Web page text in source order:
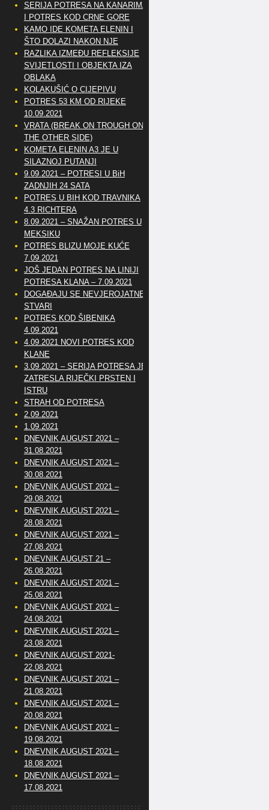
SERIJA POTRESA NA KANARIMA
I POTRES KOD CRNE GORE
KAMO IDE KOMETA ELENIN I
ŠTO DOLAZI NAKON NJE
RAZLIKA IZMEĐU REFLEKSIJE
SVIJETLOSTI I OBJEKTA IZA
OBLAKA
KOLAKUŠIĆ O CIJEPIVU
POTRES 53 KM OD RIJEKE
10.09.2021
VRATA (BREAK ON TROUGH ON
THE OTHER SIDE)
KOMETA ELENIN A3 JE U
SILAZNOJ PUTANJI
9.09.2021 – POTRESI U BiH
ZADNJIH 24 SATA
POTRES U BIH KOD TRAVNIKA
4.3 RICHTERA
8.09.2021 – SNAŽAN POTRES U
MEKSIKU
POTRES BLIZU MOJE KUĆE
7.09.2021
JOŠ JEDAN POTRES NA LINIJI
POTRESA KLANA – 7.09.2021
DOGAĐAJU SE NEVJEROJATNE
STVARI
POTRES KOD ŠIBENIKA
4.09.2021
4.09.2021 NOVI POTRES KOD
KLANE
3.09.2021 – SERIJA POTRESA JE
ZATRESLA RIJEČKI PRSTEN I
ISTRU
STRAH OD POTRESA
2.09.2021
1.09.2021
DNEVNIK AUGUST 2021 –
31.08.2021
DNEVNIK AUGUST 2021 –
30.08.2021
DNEVNIK AUGUST 2021 –
29.08.2021
DNEVNIK AUGUST 2021 –
28.08.2021
DNEVNIK AUGUST 2021 –
27.08.2021
DNEVNIK AUGUST 21 –
26.08.2021
DNEVNIK AUGUST 2021 –
25.08.2021
DNEVNIK AUGUST 2021 –
24.08.2021
DNEVNIK AUGUST 2021 –
23.08.2021
DNEVNIK AUGUST 2021-
22.08.2021
DNEVNIK AUGUST 2021 –
21.08.2021
DNEVNIK AUGUST 2021 –
20.08.2021
DNEVNIK AUGUST 2021 –
19.08.2021
DNEVNIK AUGUST 2021 –
18.08.2021
DNEVNIK AUGUST 2021 –
17.08.2021